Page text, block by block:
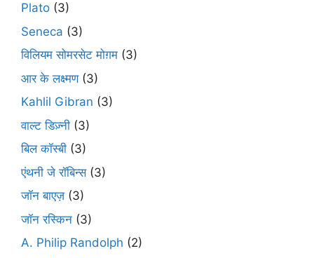
Plato (3)
Seneca (3)
विलियम सोमरसेट मोग़म (3)
आर के लक्ष्मण(3)
Kahlil Gibran (3)
वाल्ट डिज़्नी (3)
बिल कॉस्बी (3)
एंथनी जे रॉबिन्स(3)
जॉन बाएज़ (3)
जॉन रस्किन (3)
A. Philip Randolph (2)